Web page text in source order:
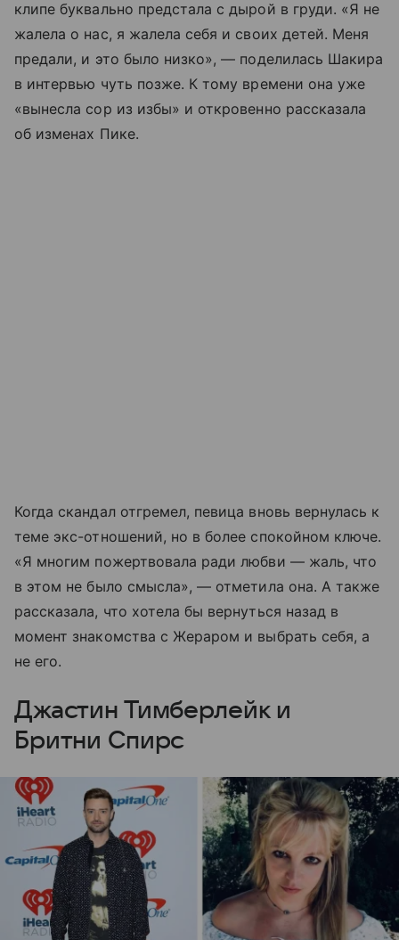
клипе буквально предстала с дырой в груди. «Я не
жалела о нас, я жалела себя и своих детей. Меня
предали, и это было низко», — поделилась Шакира
в интервью чуть позже. К тому времени она уже
«вынесла сор из избы» и откровенно рассказала
об изменах Пике.
Когда скандал отгремел, певица вновь вернулась к
теме экс-отношений, но в более спокойном ключе.
«Я многим пожертвовала ради любви — жаль, что
в этом не было смысла», — отметила она. А также
рассказала, что хотела бы вернуться назад в
момент знакомства с Жераром и выбрать себя, а
не его.
Джастин Тимберлейк и
Бритни Спирс